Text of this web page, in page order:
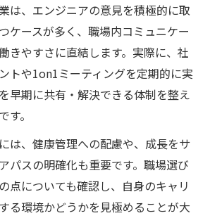
は、エンジニアの意見を積極的に取
ケースが多く、職場内コミュニケー
きやすさに直結します。実際に、社
トや1on1ミーティングを定期的に実
早期に共有・解決できる体制を整え
。
は、健康管理への配慮や、成長をサ
パスの明確化も重要です。職場選び
点についても確認し、自身のキャリ
る環境かどうかを見極めることが大